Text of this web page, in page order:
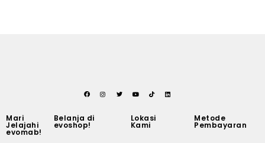
Mari
Jelajahi
evomab!
Belanja di
evoshop!
Lokasi
Kami
Metode
Pembayaran